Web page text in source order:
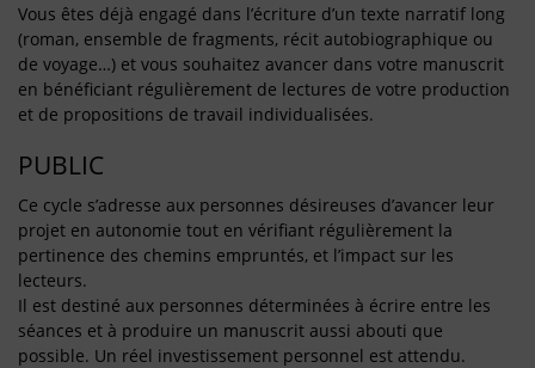
Vous êtes déjà engagé dans l’écriture d’un texte narratif long
(roman, ensemble de fragments, récit autobiographique ou
de voyage…) et vous souhaitez avancer dans votre manuscrit
en bénéficiant régulièrement de lectures de votre production
et de propositions de travail individualisées.
PUBLIC
Ce cycle s’adresse aux personnes désireuses d’avancer leur
projet en autonomie tout en vérifiant régulièrement la
pertinence des chemins empruntés, et l’impact sur les
lecteurs.
Il est destiné aux personnes déterminées à écrire entre les
séances et à produire un manuscrit aussi abouti que
possible. Un réel investissement personnel est attendu.